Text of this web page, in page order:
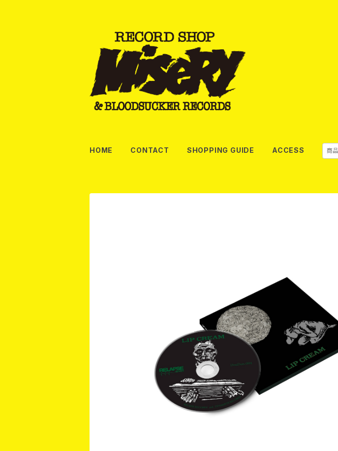
HOME CONTACT SHOPPING GUIDE ACCESS